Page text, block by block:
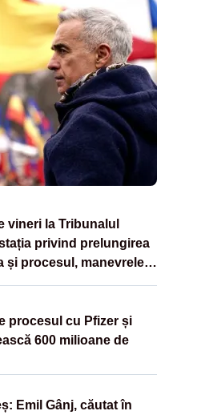
vineri la Tribunalul
privind prelungirea
și procesul, manevrele
procesul cu Pfizer și
600 milioane de
Emil Gânj, căutat în